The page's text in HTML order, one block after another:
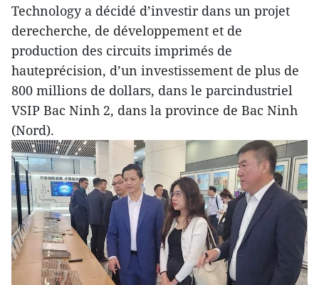
Technology a décidé d’investir dans un projet
derecherche, de développement et de
production des circuits imprimés de
hauteprécision, d’un investissement de plus de
800 millions de dollars, dans le parcindustriel
VSIP Bac Ninh 2, dans la province de Bac Ninh
(Nord).